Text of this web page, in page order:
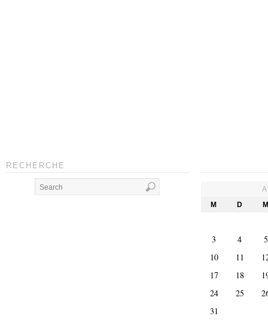
RECHERCHE
M
D
3 4
5
10
11
17
18
24
25
31